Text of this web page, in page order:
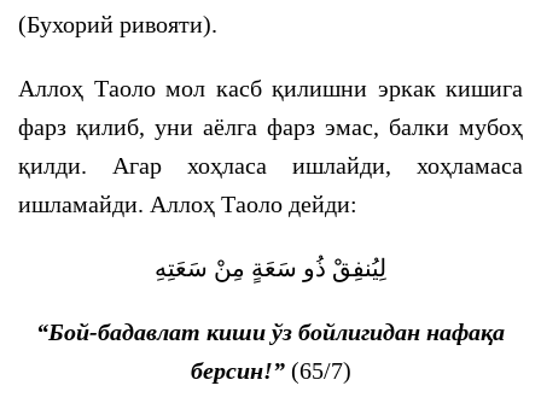
(Бухорий ривояти).
Аллоҳ Таоло мол касб қилишни эркак кишига
фарз қилиб, уни аёлга фарз эмас, балки мубоҳ
қилди. Агар хоҳласа ишлайди, хоҳламаса
ишламайди. Аллоҳ Таоло дейди:
لِيُنفِقْ ذُو سَعَةٍ مِنْ سَعَتِهِ
“Бой-бадавлат киши ўз бойлигидан нафақа
берсин!”(65/7)